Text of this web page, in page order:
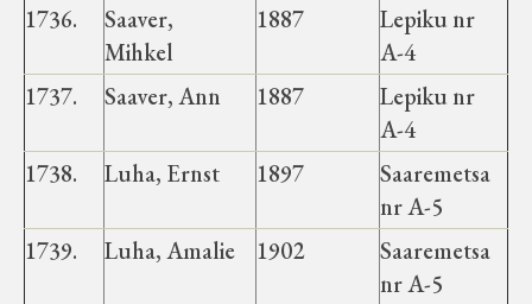
Otsi
Tagasiside
1736.
Saaver,
Mihkel
1887
Lepiku nr
A-4
1737.
Saaver, Ann 1887
Lepiku nr
A-4
1738.
Luha, Ernst 1897
Saaremetsa
nr A-5
1739.
Luha, Amalie 1902
Saaremetsa
nr A-5